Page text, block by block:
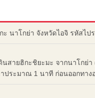
ะ นาโกย่า จังหวัดไอจิ รหัสไป
นสายฮิกะชิยะมะ จากนาโกย่
ประมาณ 1 นาที ก่อนออกทา